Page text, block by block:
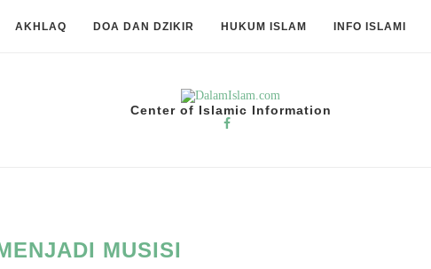
AKHLAQ DOA DAN DZIKIR HUKUM ISLAM INFO ISLAMI
Center of Islamic Information
MUSISI